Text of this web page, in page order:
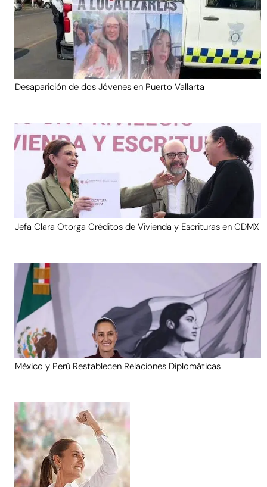
Desaparición de dos Jóvenes en Puerto Vallarta
Jefa Clara Otorga Créditos de Vivienda y Escrituras en CDMX
México y Perú Restablecen Relaciones Diplomáticas